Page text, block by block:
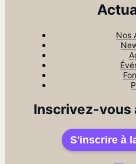
Nos
Inscrivez-vous
S'inscrire à